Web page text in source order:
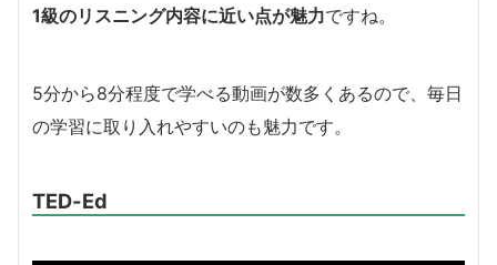
1級のリスニング内容に近い点が魅力ですね。
5分から8分程度で学べる動画が数多くあるので、毎日
の学習に取り入れやすいのも魅力です。
TED-Ed